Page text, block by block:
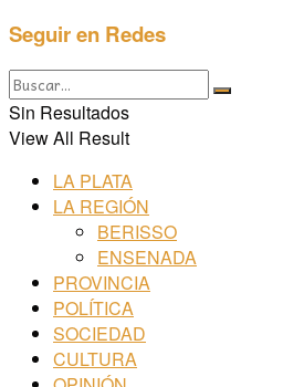
Seguir en Redes
Sin Resultados
View All Result
LA PLATA
LA REGIÓN
BERISSO
ENSENADA
PROVINCIA
POLÍTICA
SOCIEDAD
CULTURA